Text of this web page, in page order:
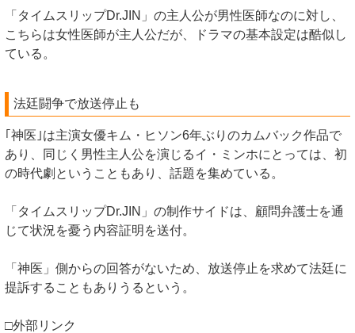
「タイムスリップDr.JIN」の主人公が男性医師なのに対し、
こちらは女性医師が主人公だが、ドラマの基本設定は酷似し
ている。
法廷闘争で放送停止も
｢神医｣は主演女優キム・ヒソン6年ぶりのカムバック作品で
あり、同じく男性主人公を演じるイ・ミンホにとっては、初
の時代劇ということもあり、話題を集めている。
「タイムスリップDr.JIN」の制作サイドは、顧問弁護士を通
じて状況を憂う内容証明を送付。
「神医」側からの回答がないため、放送停止を求めて法廷に
提訴することもありうるという。
□外部リンク